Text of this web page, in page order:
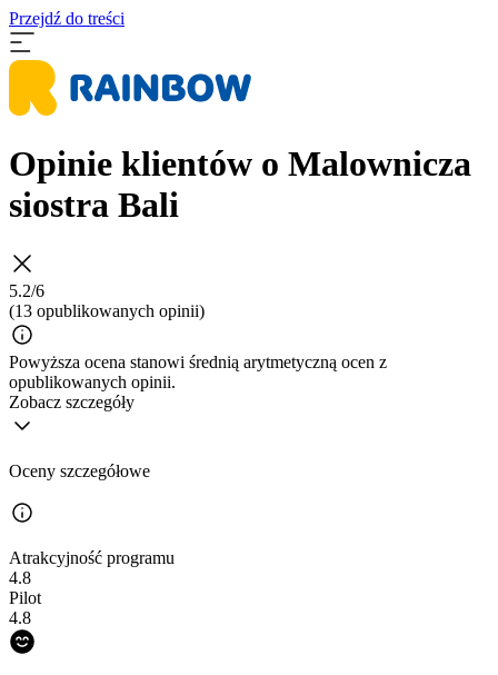
Przejdź do treści
Opinie klientów o Malownicza
siostra Bali
5.2/6
(13 opublikowanych opinii)
Powyższa ocena stanowi średnią arytmetyczną ocen z
opublikowanych opinii.
Zobacz szczegóły
Oceny szczegółowe
Atrakcyjność programu
4.8
Pilot
4.8